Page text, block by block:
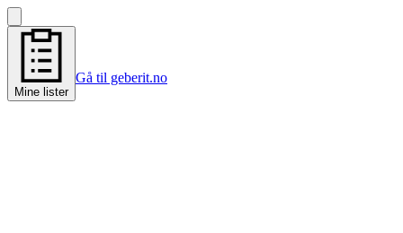
Mine lister
Gå til geberit.no